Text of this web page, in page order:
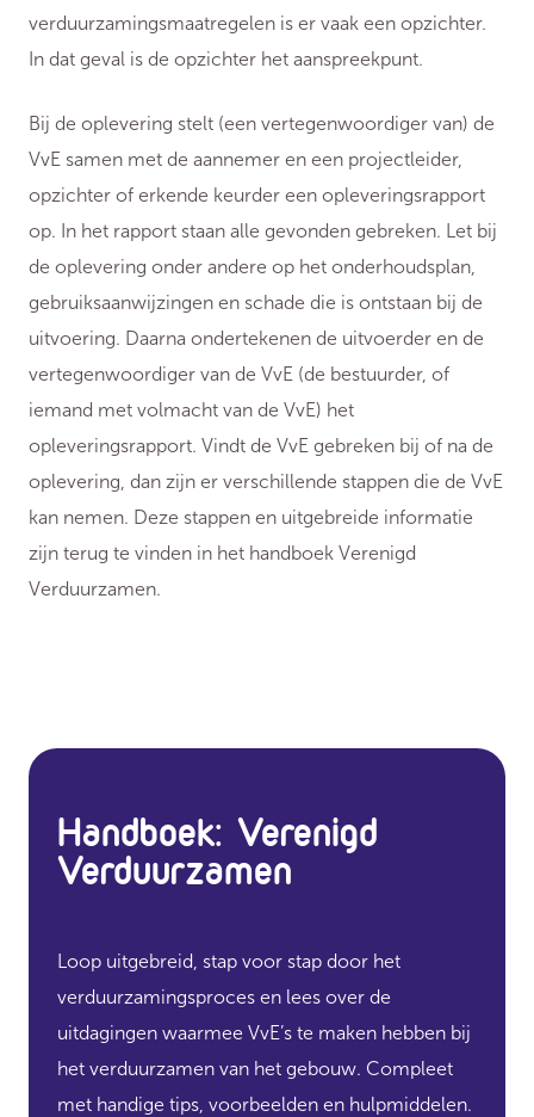
verduurzamingsmaatregelen is er vaak een opzichter.
In dat geval is de opzichter het aanspreekpunt.
Bij de oplevering stelt (een vertegenwoordiger van) de
VvE samen met de aannemer en een projectleider,
opzichter of erkende keurder een opleveringsrapport
op. In het rapport staan alle gevonden gebreken. Let bij
de oplevering onder andere op het onderhoudsplan,
gebruiksaanwijzingen en schade die is ontstaan bij de
uitvoering. Daarna ondertekenen de uitvoerder en de
vertegenwoordiger van de VvE (de bestuurder, of
iemand met volmacht van de VvE) het
opleveringsrapport. Vindt de VvE gebreken bij of na de
oplevering, dan zijn er verschillende stappen die de VvE
kan nemen. Deze stappen en uitgebreide informatie
zijn terug te vinden in het handboek Verenigd
Verduurzamen.
Handboek: Verenigd
Verduurzamen
Loop uitgebreid, stap voor stap door het
verduurzamingsproces en lees over de
uitdagingen waarmee VvE’s te maken hebben bij
het verduurzamen van het gebouw. Compleet
met handige tips, voorbeelden en hulpmiddelen.